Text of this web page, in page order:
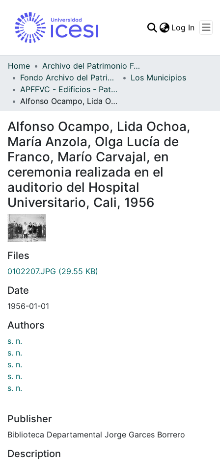
Statistics
Log In
Home
Archivo del Patrimonio Fotográfico y Fílmico del Valle del Cauca
Fondo Archivo del Patrimonio Fotográfico y Fílmico del Valle del Cauca
Los Municipios
APFFVC - Edificios - Patrimonial
Alfonso Ocampo, Lida Ochoa, María Anzola, Olga Lucía de Franco, Marío Carvajal, en ceremonia realizada en el auditorio del Hospital Universitario, Cali, 1956
Alfonso Ocampo, Lida Ochoa,
María Anzola, Olga Lucía de
Franco, Marío Carvajal, en
ceremonia realizada en el
auditorio del Hospital
Universitario, Cali, 1956
Files
0102207.JPG (29.55 KB)
Date
1956-01-01
Authors
s. n.
s. n.
s. n.
s. n.
s. n.
Publisher
Biblioteca Departamental Jorge Garces Borrero
Description